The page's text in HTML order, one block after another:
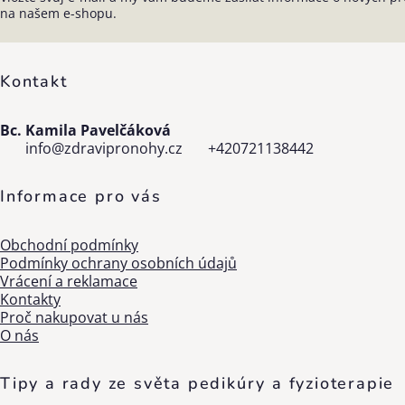
Zápatí
Kontakt
Bc. Kamila Pavelčáková
info@zdravipronohy.cz +420721138442
Informace pro vás
Obchodní podmínky
Podmínky ochrany osobních údajů
Vrácení a reklamace
Kontakty
Proč nakupovat u nás
O nás
Tipy a rady ze světa pedikúry a fyzioterapie
na našem e-shopu.